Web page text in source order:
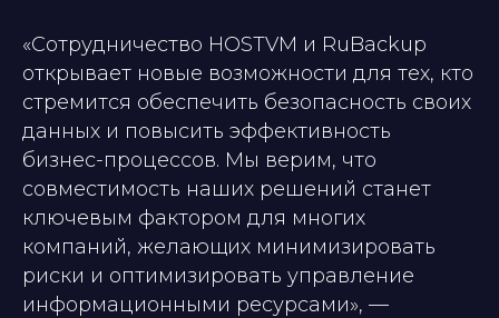
«Сотрудничество HOSTVM и RuBackup
открывает новые возможности для тех, кто
стремится обеспечить безопасность своих
данных и повысить эффективность
бизнес-процессов. Мы верим, что
совместимость наших решений станет
ключевым фактором для многих
компаний, желающих минимизировать
риски и оптимизировать управление
информационными ресурсами», —